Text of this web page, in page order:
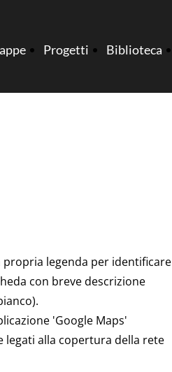
Progetti Biblioteca
propria legenda per identificare
con breve descrizione
'Google Maps'
legati alla copertura della rete